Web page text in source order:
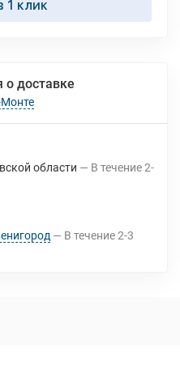
1 клик
доставке
области В течение2-
В течение2-3